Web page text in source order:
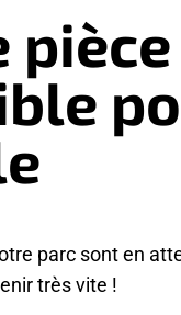
pièce
parc sont en
très vite !